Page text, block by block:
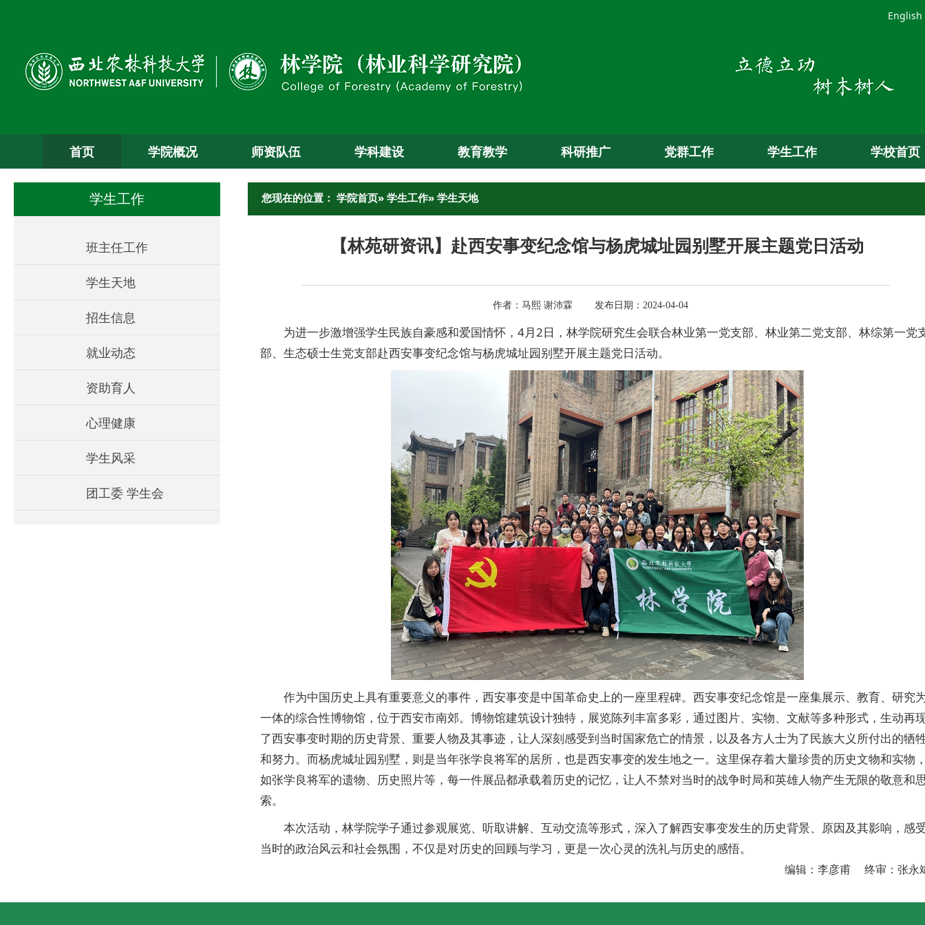
English
首页 学院概况 师资队伍 学科建设 教育教学 科研推广 党群工作 学生工作 学校首页
学生工作
班主任工作
学生天地
招生信息
就业动态
资助育人
心理健康
学生风采
团工委 学生会
您现在的位置： 学院首页» 学生工作» 学生天地
【林苑研资讯】赴西安事变纪念馆与杨虎城址园别墅开展主题党日活动
作者：马熙 谢沛霖 发布日期：2024-04-04
为进一步激增强学生民族自豪感和爱国情怀，4月2日，林学院研究生会联合林业第一党支部、 林业第二党支部、林综第一党
部、生态硕士生党支部赴西安事变纪念馆与杨虎城址园别墅开展主题党日活动。
作为中国历史上具有重要意义的事件，西安事变是中国革命史上的一座里程碑。西安事变纪念馆是一座集展示、教育、研究
一体的综合性博物馆，位于西安市南郊。博物馆建筑设计独特，展览陈列丰富多彩，通过图片、实物、文献等多种形式，生动再
了西安事变时期的历史背景、重要人物及其事迹，让人深刻感受到当时国家危亡的情景，以及各方人士为了民族大义所付出的牺
和努力。而杨虎城址园别墅，则是当年张学良将军的居所，也是西安事变的发生地之一。这里保存着大量珍贵的历史文物和实物
如张学良将军的遗物、历史照片等，每一件展品都承载着历史的记忆，让人不禁对当时的战争时局和英雄人物产生无限的敬意和
索。
本次活动，林学院学子通过参观展览、听取讲解、互动交流等形式，深入了解西安事变发生的历史背景、原因及其影响，感
当时的政治风云和社会氛围，不仅是对历史的回顾与学习，更是一次心灵的洗礼与历史的感悟。
编辑：李彦甫 终审：张永